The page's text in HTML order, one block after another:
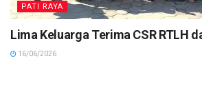
PATI RAYA
Lima Keluarga Terima CSR RTLH
16/06/2026